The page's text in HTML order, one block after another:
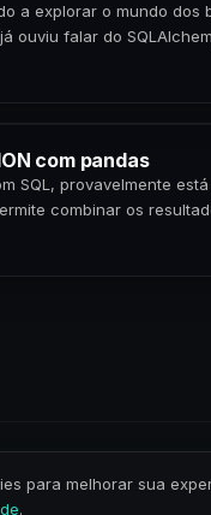
a explorar o mundo dos
ouviu falar do
com pandas
SQL, provavelmente
combinar os
para melhorar sua
.